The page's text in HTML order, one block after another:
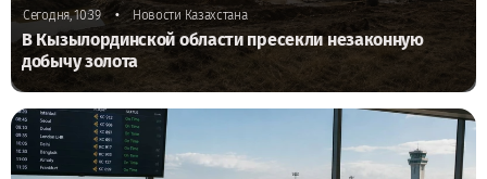
Сегодня, 10:39 • Новости Казахстана
В Кызылординской области пресекли незаконную
добычу золота